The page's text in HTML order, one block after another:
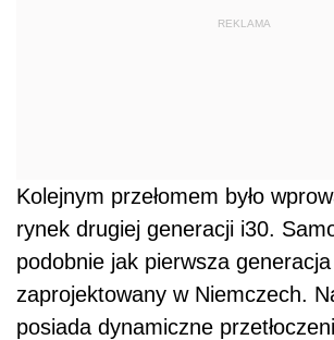
REKLAMA
Kolejnym przełomem było
rynek drugiej generacji i30.
podobnie jak pierwsza generacja
zaprojektowany w Niemczech.
posiada dynamiczne